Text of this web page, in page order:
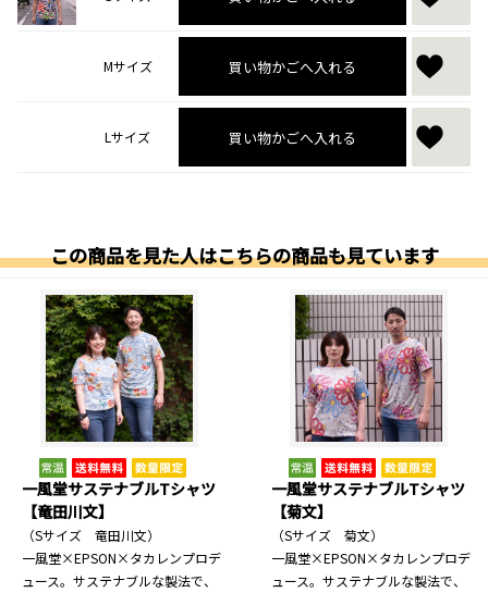
Mサイズ 買い物かごへ入れる
Lサイズ 買い物かごへ入れる
この商品を見た人はこちらの商品も見ています
一風堂サステナブルTシャツ
【竜田川文】
（Sサイズ 竜田川文）
一風堂×EPSON×タカレンプロデ
ュース。サステナブルな製法で、
一風堂サステナブルTシャツ
【菊文】
（Sサイズ 菊文）
一風堂×EPSON×タカレンプロデ
ュース。サステナブルな製法で、